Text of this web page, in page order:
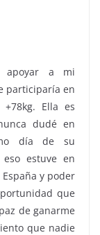
apoyar a mi
participaría en
Ella es
dudé en
día de su
estuve en
y poder
que
de ganarme
que nadie